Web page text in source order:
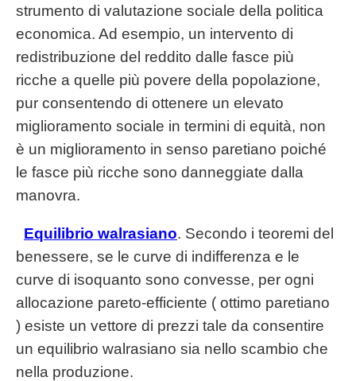
strumento di valutazione sociale della politica
economica. Ad esempio, un intervento di
redistribuzione del reddito dalle fasce più
ricche a quelle più povere della popolazione,
pur consentendo di ottenere un elevato
miglioramento sociale in termini di equità, non
è un miglioramento in senso paretiano poiché
le fasce più ricche sono danneggiate dalla
manovra.
Equilibrio walrasiano. Secondo i teoremi del
benessere, se le curve di indifferenza e le
curve di isoquanto sono convesse, per ogni
allocazione pareto-efficiente ( ottimo paretiano
) esiste un vettore di prezzi tale da consentire
un equilibrio walrasiano sia nello scambio che
nella produzione.